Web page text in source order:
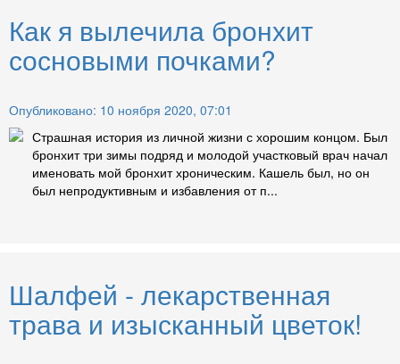
Как я вылечила бронхит
сосновыми почками?
Опубликовано: 10 ноября 2020, 07:01
Страшная история из личной жизни с хорошим концом. Был
бронхит три зимы подряд и молодой участковый врач начал
именовать мой бронхит хроническим. Кашель был, но он
был непродуктивным и избавления от п...
Шалфей - лекарственная
трава и изысканный цветок!